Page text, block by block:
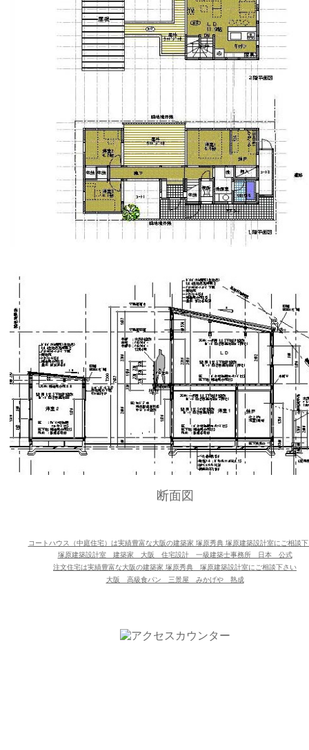
断面図
コートハウス（中庭住宅）は実績豊富な大阪の建築家 塚原秀典 塚原建築設計室にご相談
塚原建築設計室 建築家 大阪 住宅設計 一級建築士事務所 日本 公式
注文住宅は実績豊富な大阪の建築家 塚原秀典　塚原建築設計室にご相談下さい
大阪 高級食パン 三景屋 みかげや 熟成